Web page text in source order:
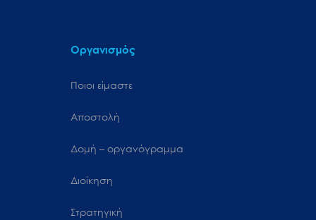
Οργανισμός
Ποιοι είμαστε
Αποστολή
Δομή – οργανόγραμμα
Διοίκηση
Στρατηγική